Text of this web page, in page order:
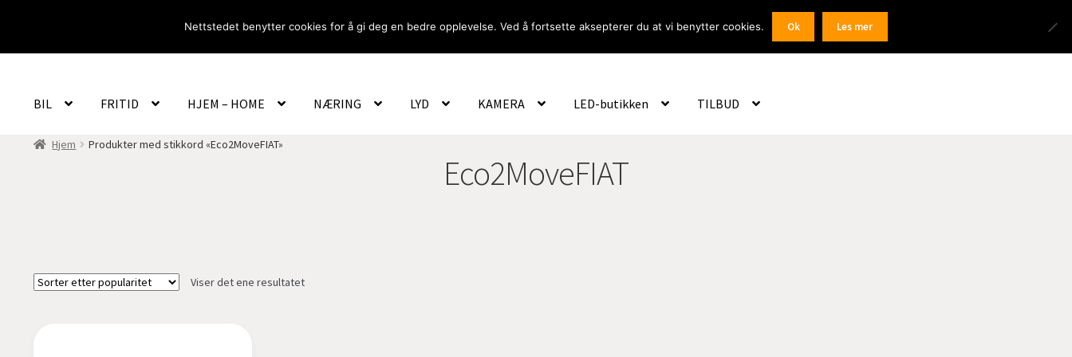
Om Oss Logg inn / Registrer
Products
search
BIL FRITID HJEM – HOME NÆRING LYD KAMERA LED-butikken TILBUD
Hjem Produkter med stikkord «Eco2MoveFIAT»
Eco2MoveFIAT
Viser det ene resultatet
Nettstedet benytter cookies for å gi deg en bedre opplevelse. Ved å fortsette aksepterer du at vi benytter cookies. Ok Les mer